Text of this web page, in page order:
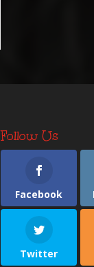
Follow Us
Facebook
Twitter